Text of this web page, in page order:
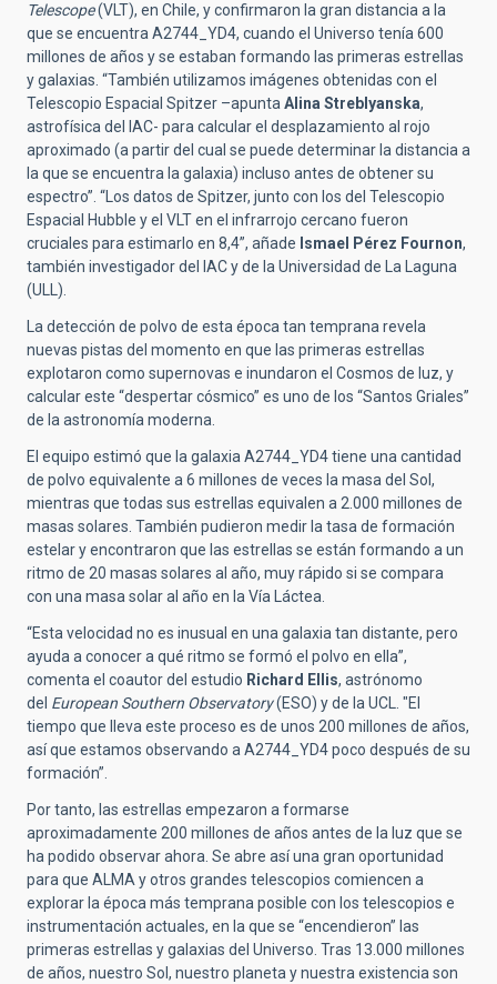
Telescope(VLT), en Chile, y confirmaron la gran distancia a la
que se encuentra A2744_YD4, cuando el Universo tenía 600
millones de años y se estaban formando las primeras estrellas
y galaxias. “También utilizamos imágenes obtenidas con el
Telescopio Espacial Spitzer –apuntaAlina Streblyanska,
astrofísica del IAC- para calcular el desplazamiento al rojo
aproximado (a partir del cual se puede determinar la distancia a
la que se encuentra la galaxia) incluso antes de obtener su
espectro”. “Los datos de Spitzer, junto con los del Telescopio
Espacial Hubble y el VLT en el infrarrojo cercano fueron
cruciales para estimarlo en 8,4”, añade Ismael Pérez Fournon,
también investigador del IAC y de la Universidad de La Laguna
(ULL).
La detección de polvo de esta época tan temprana revela
nuevas pistas del momento en que las primeras estrellas
explotaron como supernovas e inundaron el Cosmos de luz, y
calcular este “despertar cósmico” es uno de los “Santos Griales”
de la astronomía moderna.
El equipo estimó que la galaxia A2744_YD4 tiene una cantidad
de polvo equivalente a 6 millones de veces la masa del Sol,
mientras que todas sus estrellas equivalen a 2.000 millones de
masas solares. También pudieron medir la tasa de formación
estelar y encontraron que las estrellas se están formando a un
ritmo de 20 masas solares al año, muy rápido si se compara
con una masa solar al año en la Vía Láctea.
“Esta velocidad no es inusual en una galaxia tan distante, pero
ayuda a conocer a qué ritmo se formó el polvo en ella”,
comenta el coautor del estudio Richard Ellis, astrónomo
del European Southern Observatory(ESO) y de la UCL. "El
tiempo que lleva este proceso es de unos 200 millones de años,
así que estamos observando a A2744_YD4 poco después de su
formación”.
Por tanto, las estrellas empezaron a formarse
aproximadamente 200 millones de años antes de la luz que se
ha podido observar ahora. Se abre así una gran oportunidad
para que ALMA y otros grandes telescopios comiencen a
explorar la época más temprana posible con los telescopios e
instrumentación actuales, en la que se “encendieron” las
primeras estrellas y galaxias del Universo. Tras 13.000 millones
de años, nuestro Sol, nuestro planeta y nuestra existencia son